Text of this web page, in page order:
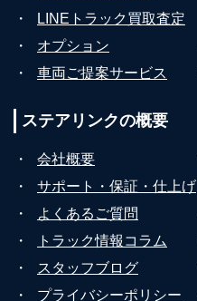
・
LINEトラック買取査定
・
オプション
・
車両ご提案サービス
ステアリンクの概要
・ 会社概要
・
サポート・保証・仕上げ
・
よくあるご質問
・
トラック情報コラム
・
スタッフブログ
・
プライバシーポリシー